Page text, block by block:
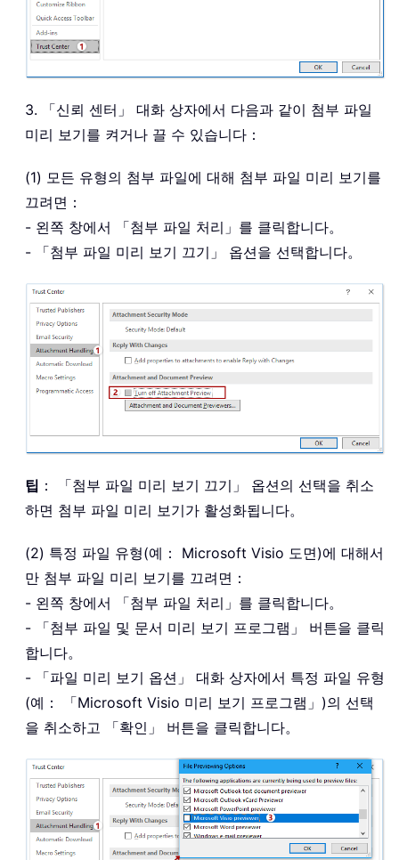
3. 「신뢰 센터」 대화 상자에서 다음과 같이 첨부 파일
미리 보기를 켜거나 끌 수 있습니다：
(1) 모든 유형의 첨부 파일에 대해 첨부 파일 미리 보기를
끄려면：
- 왼쪽 창에서 「첨부 파일 처리」를 클릭합니다。
- 「첨부 파일 미리 보기 끄기」 옵션을 선택합니다。
팁 ： 「첨부 파일 미리 보기 끄기」 옵션의 선택을 취소
하면 첨부 파일 미리 보기가 활성화됩니다。
(2) 특정 파일 유형(예： Microsoft Visio 도면)에 대해서
만 첨부 파일 미리 보기를 끄려면：
- 왼쪽 창에서 「첨부 파일 처리」를 클릭합니다。
- 「첨부 파일 및 문서 미리 보기 프로그램」 버튼을 클릭
합니다。
- 「파일 미리 보기 옵션」 대화 상자에서 특정 파일 유형
(예： 「Microsoft Visio 미리 보기 프로그램」)의 선택
을 취소하고 「확인」 버튼을 클릭합니다。